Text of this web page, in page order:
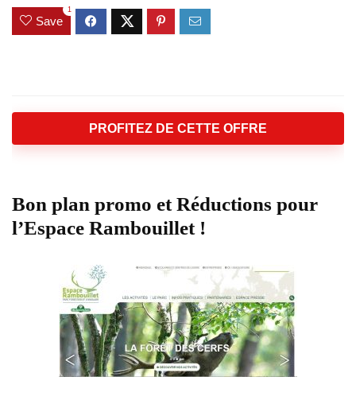
Save
1
PROFITEZ DE CETTE OFFRE
Bon plan promo et Réductions pour
l’Espace Rambouillet !